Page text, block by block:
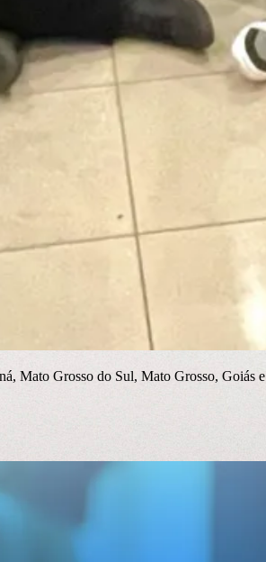
Mato Grosso do Sul, Mato Grosso, Goiás e